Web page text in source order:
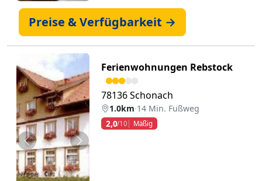
Preise & Verfügbarkeit →
Zurück Weiter
Ferienwohnungen Rebstock
78136 Schonach
1.0km·14 Min. Fußweg
2,0/10 Mäßig